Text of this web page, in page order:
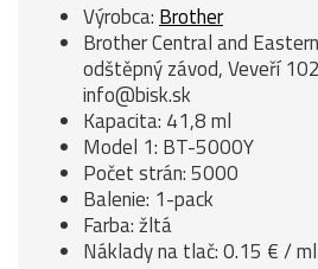
Výrobca: Brother
Brother Central and
odštěpný závod, Veveří
info@bisk.sk
Kapacita: 41,8 ml
Model 1: BT-5000Y
Počet strán: 5000
Balenie: 1-pack
Farba: žltá
Náklady na tlač: 0.15 € / ml